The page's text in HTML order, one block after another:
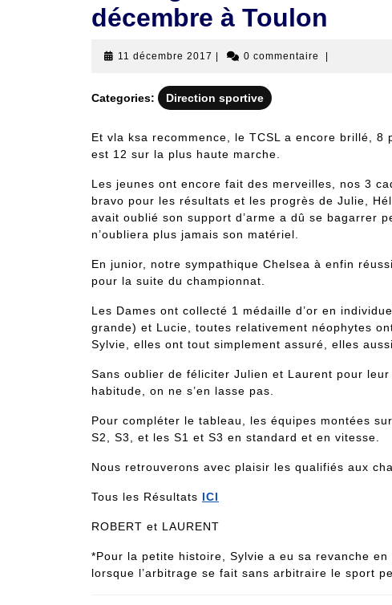
décembre à Toulon
11 décembre 2017 11
0 commentaire
Categories: Direction sportive
Et vla ksa recommence, le TCSL a encore brillé,
est 12 sur la plus haute marche.
Les jeunes ont encore fait des merveilles, nos 3
bravo pour les résultats et les progrès de Julie,
avait oublié son support d’arme a dû se bagarrer
n’oubliera plus jamais son matériel.
En junior, notre sympathique Chelsea à enfin
pour la suite du championnat.
Les Dames ont collecté 1 médaille d’or en
grande) et Lucie, toutes relativement néophytes
Sylvie, elles ont tout simplement assuré, elles
Sans oublier de féliciter Julien et Laurent pour leur
habitude, on ne s’en lasse pas.
Pour compléter le tableau, les équipes montées
S2, S3, et les S1 et S3 en standard et en vitesse.
Nous retrouverons avec plaisir les qualifiés aux
Tous les Résultats ICI
ROBERT et LAURENT
*Pour la petite histoire, Sylvie a eu sa revanche
lorsque l’arbitrage se fait sans arbitraire le sport